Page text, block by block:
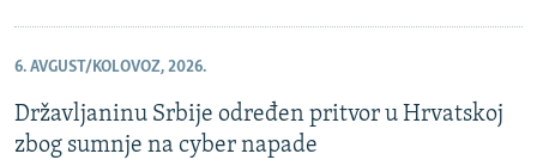
6. AVGUST/KOLOVOZ, 2026.
Državljaninu Srbije određen pritvor u Hrvatskoj
zbog sumnje na cyber napade